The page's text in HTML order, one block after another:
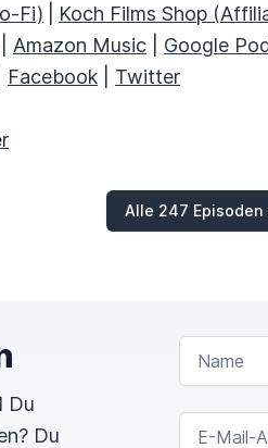
Fi)
Koch Films Shop
Amazon Music Google
Facebook
Twitter
Alle 247 Episoden
Du
Du
NAME
E-MAIL-